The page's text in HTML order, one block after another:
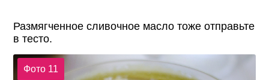
Размягченное сливочное масло тоже отправьте
в тесто.
Фото 11